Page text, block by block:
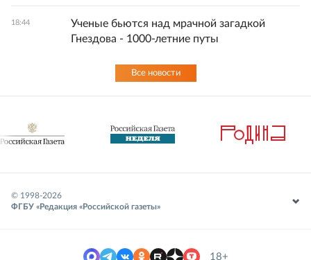
18:44
Ученые бьются над мрачной загадкой
Гнездова - 1000-летние путы
Все новости
© 1998-2026
ФГБУ «Редакция «Российской газеты»
18+